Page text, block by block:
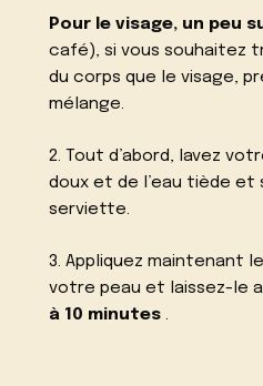
Pour le visage, un peu
café), si vous souhaitez
du corps que le visage,
mélange.
2. Tout d’abord, lavez
doux et de l’eau tiède et
serviette.
3. Appliquez maintenant
votre peau et laissez-le
à 10 minutes .